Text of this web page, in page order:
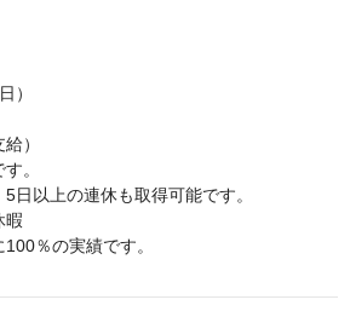
）
）
。
日以上の連休も取得可能です。
暇
％の実績です。